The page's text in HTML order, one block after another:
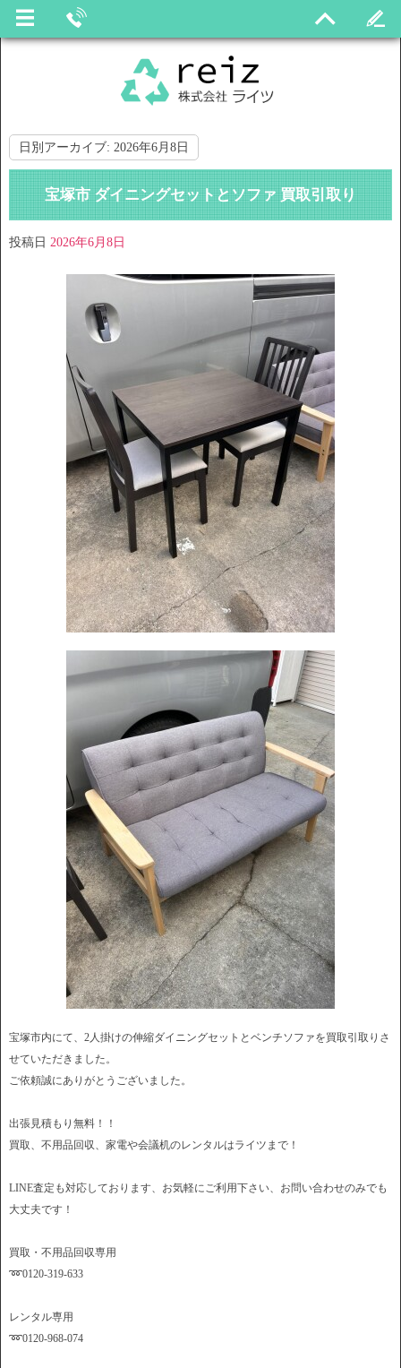
日別アーカイブ: 2026年6月8日
宝塚市 ダイニングセットとソファ 買取引取り
投稿日 2026年6月8日
宝塚市内にて、2人掛けの伸縮ダイニングセットとベンチソファを買取引取りさ
せていただきました。
ご依頼誠にありがとうございました。
出張見積もり無料！！
買取、不用品回収、家電や会議机のレンタルはライツまで！
LINE査定も対応しております、お気軽にご利用下さい、お問い合わせのみでも
大丈夫です！
買取・不用品回収専用
➿0120-319-633
レンタル専用
➿0120-968-074